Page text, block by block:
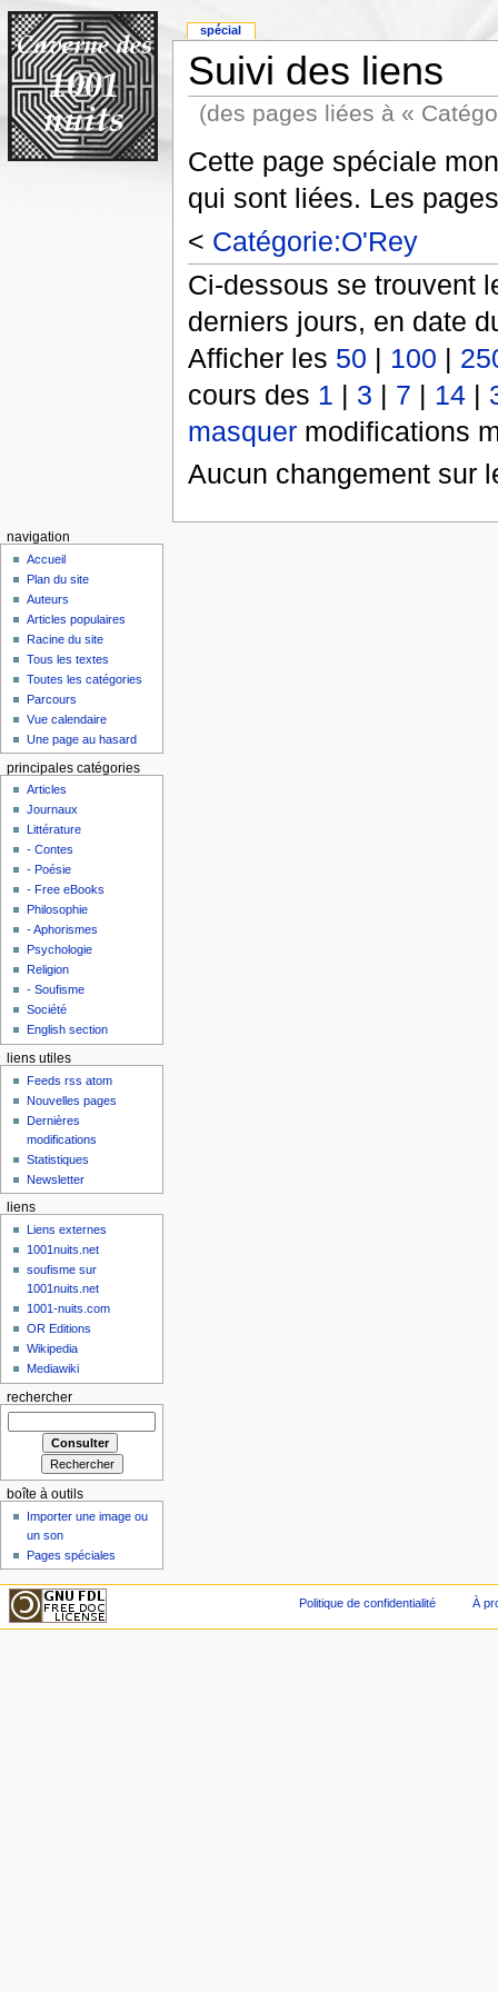
Suivi des liens
(des pages liées à «
Cette page spéciale
qui sont liées. Les
< Catégorie:O'Rey
Ci-dessous se trouvent
derniers jours, en date
Afficher les 50 | 100 |
cours des 1 | 3 | 7 | 14|
masquermodifications
Aucun changement sur
spécial
navigation
Accueil
Plan du site
Auteurs
Articles populaires
Racine du site
Tous les textes
Toutes les catégories
Parcours
Vue calendaire
Une page au hasard
principales catégories
Articles
Journaux
Littérature
- Contes
- Poésie
- Free eBooks
Philosophie
- Aphorismes
Psychologie
Religion
- Soufisme
Société
English section
liens utiles
Feeds rss atom
Nouvelles pages
Dernières
modifications
Statistiques
Newsletter
liens
Liens externes
1001nuits.net
soufisme sur
1001nuits.net
1001-nuits.com
OR Editions
Wikipedia
Mediawiki
rechercher
boîte à outils
Importer une image ou
un son
Pages spéciales
Politique de confidentialité À